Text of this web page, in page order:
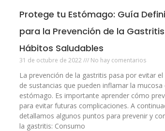
Protege tu Estómago: Guía
para la Prevención de la
Hábitos Saludables
31 de octubre de 2022 No hay comentarios
La prevención de la gastritis pasa por evitar el
de sustancias que pueden inflamar la mucosa
estómago. Es importante aprender cómo
para evitar futuras complicaciones. A
detallamos algunos puntos para prevenir y
la gastritis: Consumo